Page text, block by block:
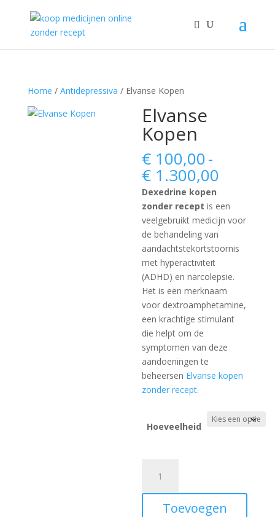
Home / Antidepressiva / Elvanse Kopen
Elvanse
Kopen
€ 100,00-
€ 1.300,00
tot
€
Dexedrine kopen
zonder recept is een
veelgebruikt medicijn voor
de behandeling van
aandachtstekortstoornis
met hyperactiviteit
(ADHD) en narcolepsie.
Het is een merknaam
voor dextroamphetamine,
een krachtige stimulant
die helpt om de
symptomen van deze
aandoeningen te
beheersen Elvanse kopen
zonder recept.
Hoeveelheid
Kopen
aantal
Toevoegen